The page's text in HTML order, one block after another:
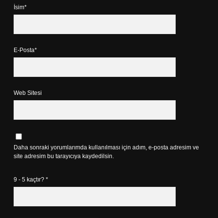
İsim*
E-Posta*
Web Sitesi
Daha sonraki yorumlarımda kullanılması için adım, e-posta adresim ve
site adresim bu tarayıcıya kaydedilsin.
9 - 5 kaçtır? *